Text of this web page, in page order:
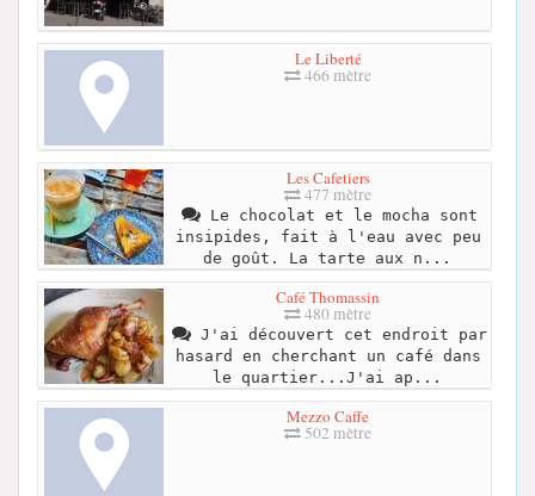
Le Liberté
466 mètre
Les Cafetiers
477 mètre
Le chocolat et le mocha sont
insipides, fait à l'eau avec peu
de goût. La tarte aux n...
Café Thomassin
480 mètre
J'ai découvert cet endroit par
hasard en cherchant un café dans
le quartier...J'ai ap...
Mezzo Caffe
502 mètre